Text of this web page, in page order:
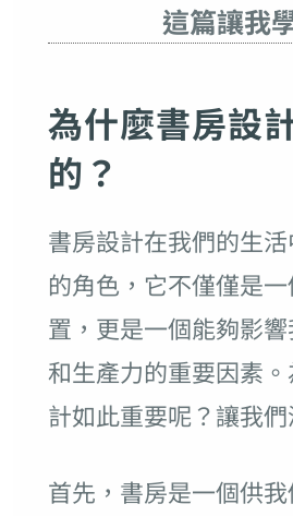
這篇讓我
為什麼書房設
的？
書房設計在我們的生
的角色，它不僅僅是
置，更是一個能夠影
和生產力的重要因素
計如此重要呢？讓我們
首先，書房是一個供